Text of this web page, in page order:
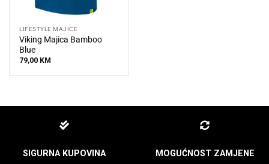
LIFESTYLE MAJICE
Viking Majica Bamboo
Blue
79,00 KM
SIGURNA KUPOVINA MOGUĆNOST ZAMJENE